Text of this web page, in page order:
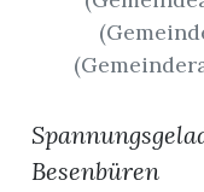
Besenbüren